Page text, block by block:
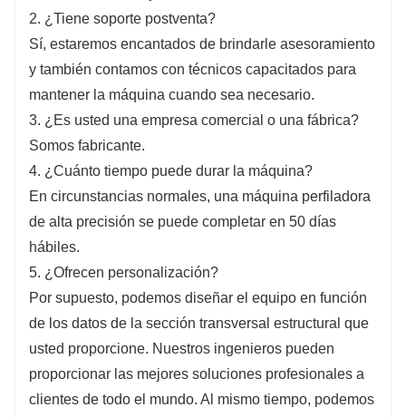
satisfacer diversas necesidades de
enrutamiento de cables.
2. ¿Tiene soporte postventa?
Sí, estaremos encantados de brindarle asesoramiento
y también contamos con técnicos capacitados para
mantener la máquina cuando sea necesario.
3. ¿Es usted una empresa comercial o una fábrica?
Somos fabricante.
4. ¿Cuánto tiempo puede durar la máquina?
En circunstancias normales, una máquina perfiladora
de alta precisión se puede completar en 50 días
hábiles.
5. ¿Ofrecen personalización?
Por supuesto, podemos diseñar el equipo en función
de los datos de la sección transversal estructural que
usted proporcione. Nuestros ingenieros pueden
proporcionar las mejores soluciones profesionales a
clientes de todo el mundo. Al mismo tiempo, podemos